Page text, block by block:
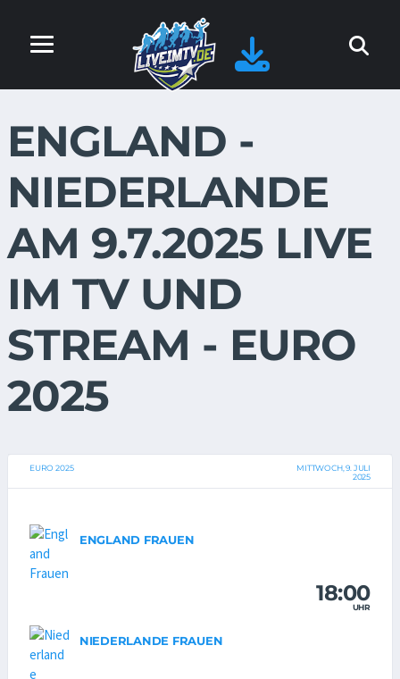
ENGLAND -
NIEDERLANDE
AM 9.7.2025 LIVE
IM TV UND
STREAM - EURO
2025
EURO 2025
MITTWOCH, 9. JULI
2025
ENGLAND FRAUEN
18:00
UHR
NIEDERLANDE FRAUEN